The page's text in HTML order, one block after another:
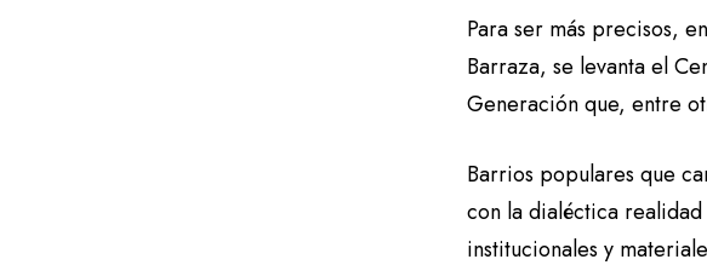
Para ser más precisos,
Barraza, se levanta el
Generación que, entre
Barrios populares que
con la dialéctica
institucionales y